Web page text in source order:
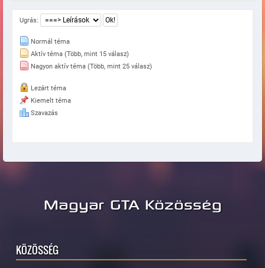
Ugrás:
Normál téma
Aktív téma (Több, mint 15 válasz)
Nagyon aktív téma (Több, mint 25 válasz)
Lezárt téma
Kiemelt téma
Szavazás
Magyar GTA Közösség
KÖZÖSSÉG